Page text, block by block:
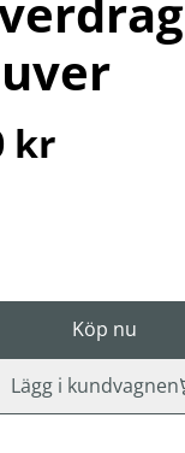
kr
Köp nu
Lägg i kundvagnen